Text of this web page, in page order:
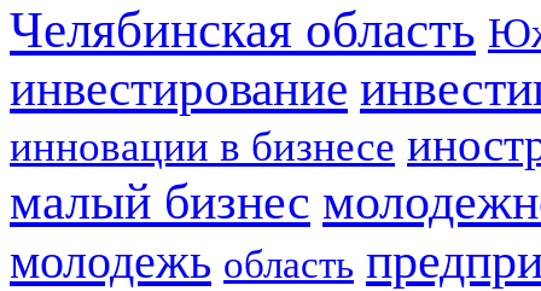
Челябинская область
инвестирование
инновации в бизнесе
малый бизнес
молодежь область